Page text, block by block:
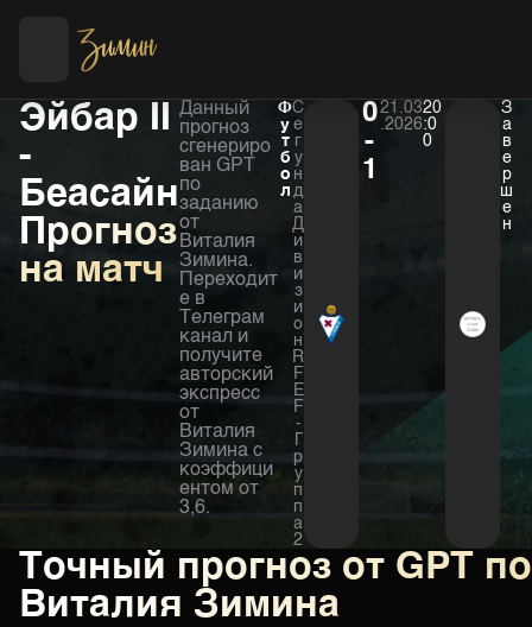
Футбол Хоккей
Эйбар II
-
Беасайн
Прогноз
на матч
Данный
прогноз
сгенериро
ван GPT
по
заданию
от
Виталия
Зимина.
Переходит
е в
Телеграм
канал и
получите
авторский
экспресс
от
Виталия
Зимина с
коэффици
ентом от
3,6.
Ф
у
т
б
о
л
С
е
г
у
н
д
а
Д
и
в
и
з
и
о
н
R
F
E
F
-
р
у
п
п
а
2
0
-
1
21.03
.2026
20
:0
0
З
а
в
е
р
ш
е
н
Точный прогноз от GPT
Виталия Зимина